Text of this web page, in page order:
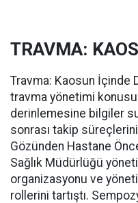
TRAVMA:
Travma: Kaosun İçinde
travma yönetimi
derinlemesine bilgiler
sonrası takip
Gözünden Hastane
Sağlık Müdürlüğü
organizasyonu ve
rollerini tartıştı.